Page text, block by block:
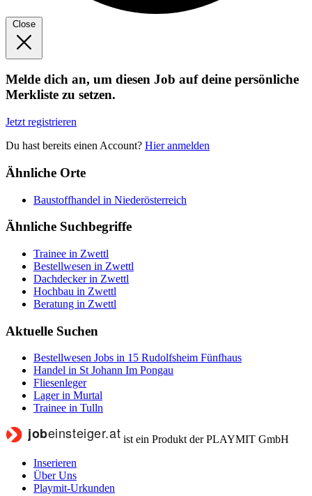
Close
Melde dich an, um diesen Job auf deine persönliche
Merkliste zu setzen.
Jetzt registrieren
Du hast bereits einen Account? Hier anmelden
Ähnliche Orte
Baustoffhandel in Niederösterreich
Ähnliche Suchbegriffe
Trainee in Zwettl
Bestellwesen in Zwettl
Dachdecker in Zwettl
Hochbau in Zwettl
Beratung in Zwettl
Aktuelle Suchen
Bestellwesen Jobs in 15 Rudolfsheim Fünfhaus
Handel in St Johann Im Pongau
Fliesenleger
Lager in Murtal
Trainee in Tulln
ist ein Produkt der PLAYMIT GmbH
Inserieren
Über Uns
Playmit-Urkunden